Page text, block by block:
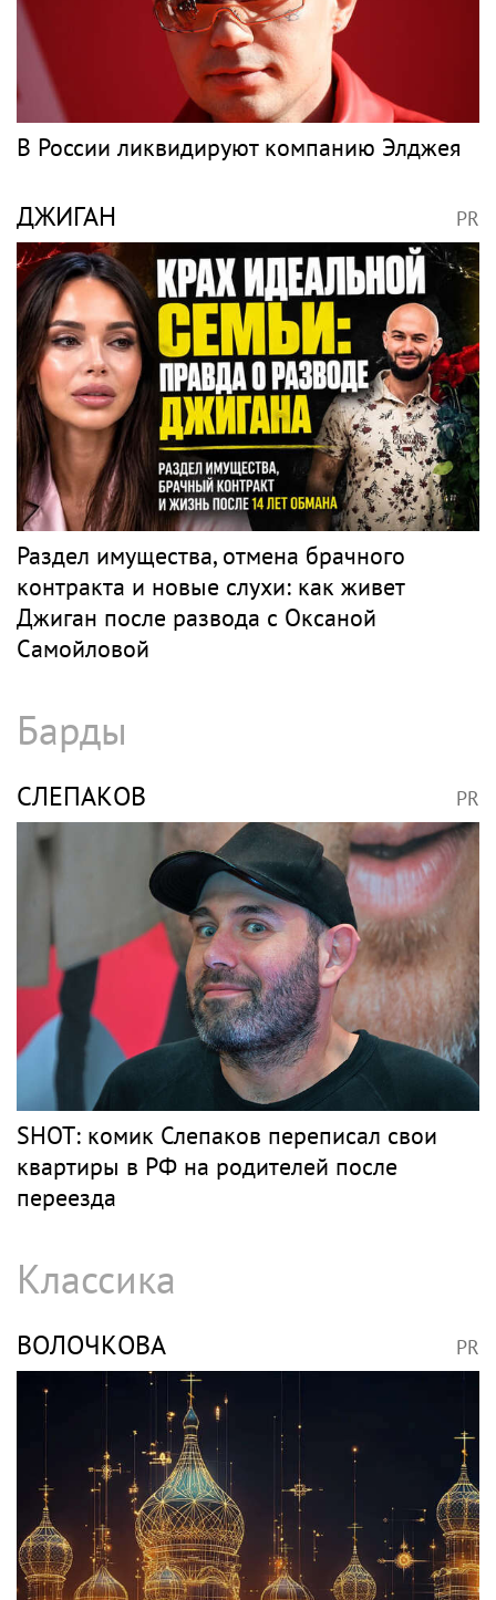
В России ликвидируют компанию Элджея
ДЖИГАН PR
Раздел имущества, отмена брачного
контракта и новые слухи: как живет
Джиган после развода с Оксаной
Самойловой
Барды
СЛЕПАКОВ PR
SHOT: комик Слепаков переписал свои
квартиры в РФ на родителей после
переезда
Классика
ВОЛОЧКОВА PR